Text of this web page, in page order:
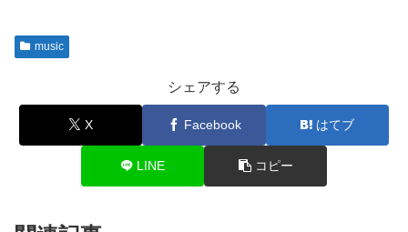
music
シェアする
X Facebook はてブ
LINE コピー